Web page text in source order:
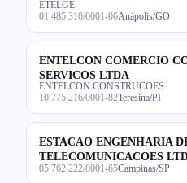
ETELGE
01.485.310/0001-06Anápolis/GO
ENTELCON COMERCIO
SERVICOS LTDA
ENTELCON CONSTRUCOES
10.775.216/0001-82Teresina/PI
ESTACAO ENGENHARIA
TELECOMUNICACOES
05.762.222/0001-65Campinas/SP